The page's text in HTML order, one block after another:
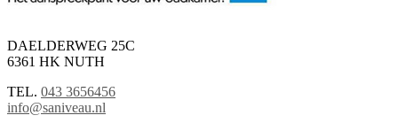
DAELDERWEG 25C
6361 HK NUTH
TEL. 043 3656456
info@saniveau.nl